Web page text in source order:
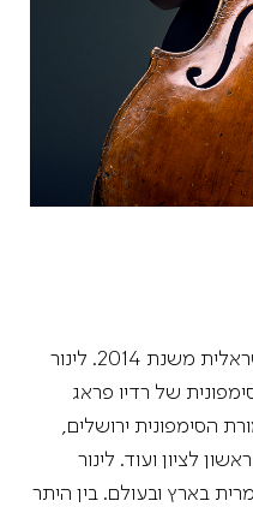
לינור כץ חברה בפילהרמונית הישראלית משנת 2014. לינור
של רדיו פראג
הסימפונית ירושלים,
לציון ועוד. לינור
בארץ ובעולם. בין היתר